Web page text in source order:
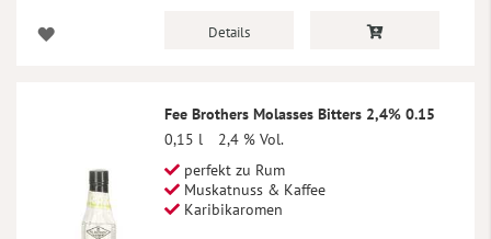
Details
Fee Brothers Molasses Bitters 2,4% 0.15
0,15 l
2,4 % Vol.
perfekt zu Rum
Muskatnuss & Kaffee
Karibikaromen